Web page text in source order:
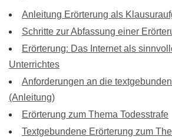
Anleitung Erörterung als
Schritte zur Abfassung einer
Erörterung: Das Internet als
Unterrichtes
Anforderungen an die
(Anleitung)
Erörterung zum Thema Todesstrafe
Textgebundene Erörterung zum